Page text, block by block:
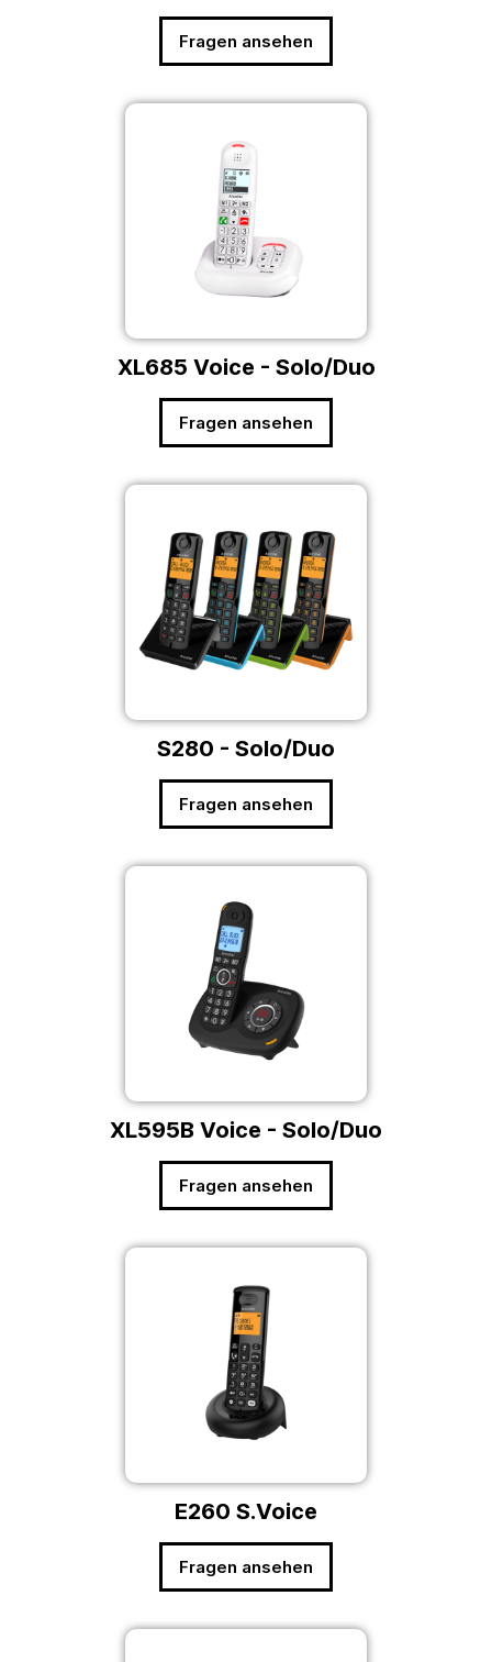
Fragen ansehen
XL685 Voice - Solo/Duo
Fragen ansehen
S280 - Solo/Duo
Fragen ansehen
XL595B Voice - Solo/Duo
Fragen ansehen
E260 S.Voice
Fragen ansehen